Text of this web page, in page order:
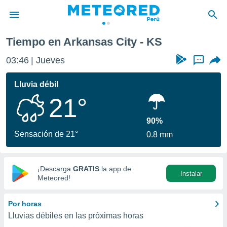
de
ha sido
para
que se
calidad.
a este
las
y
digital
basada
Tiempo en Arkansas City - KS
03:46 Jueves ...
Lluvia débil
21°
Sensación de 21°
90%
0.8 mm
¡Descarga GRATIS la app de
Meteored!
Instalar
Por horas
Lluvias débiles en las próximas horas